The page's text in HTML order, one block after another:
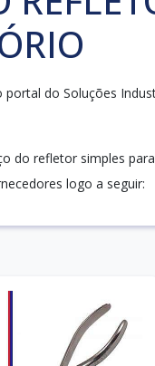
portal do Soluções
do refletor simples
logo a seguir: